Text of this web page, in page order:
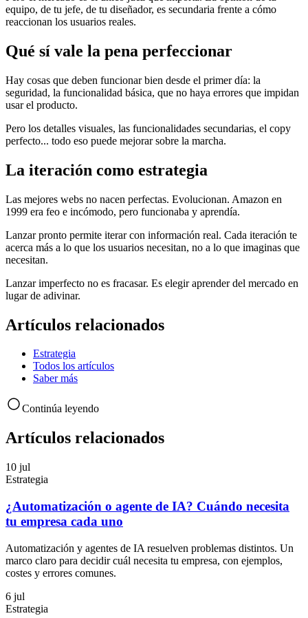
equipo, de tu jefe, de tu diseñador, es secundaria frente a cómo
reaccionan los usuarios reales.
Qué sí vale la pena perfeccionar
Hay cosas que deben funcionar bien desde el primer día: la
seguridad, la funcionalidad básica, que no haya errores que impidan
usar el producto.
Pero los detalles visuales, las funcionalidades secundarias, el copy
perfecto... todo eso puede mejorar sobre la marcha.
La iteración como estrategia
Las mejores webs no nacen perfectas. Evolucionan. Amazon en
1999 era feo e incómodo, pero funcionaba y aprendía.
Lanzar pronto permite iterar con información real. Cada iteración te
acerca más a lo que los usuarios necesitan, no a lo que imaginas que
necesitan.
Lanzar imperfecto no es fracasar. Es elegir aprender del mercado en
lugar de adivinar.
Artículos relacionados
Estrategia
Todos los artículos
Saber más
Continúa leyendo
Artículos relacionados
10 jul
Estrategia
¿Automatización o agente de IA? Cuándo necesita
tu empresa cada uno
Automatización y agentes de IA resuelven problemas distintos. Un
marco claro para decidir cuál necesita tu empresa, con ejemplos,
costes y errores comunes.
6 jul
Estrategia